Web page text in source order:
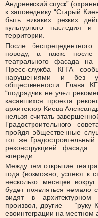
Андреевский спуск”
к заповеднику “Старый
быть никаких резких
культурного наследия
территории.
После
поводу, а также после
театрального фасада на
Пресс-служба КГГА
нарушениями и без
общественности. Глава
“подрядчик не учел
касавшихся проекта
архитектор Киева
нельзя считать
Градостроительного
пройдя общественные
тот же
реконструкцией
впереди.
Между тем открытие
года (возможно, успеют к
несколько месяцев
будет появляться немало
видят в архитектурном
произвол, другие — “руку
евоинтеграции на местном